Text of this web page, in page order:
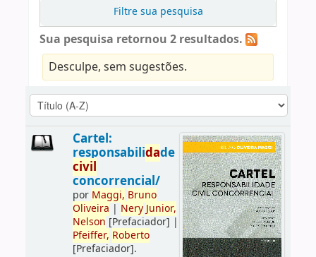
Filtre sua pesquisa
Sua pesquisa retornou 2 resultados.
Desculpe, sem sugestões.
Cartel:
responsabilidade
civil
concorrencial/
por Maggi, Bruno
Oliveira | Nery Junior,
Nelson [Prefaciador] |
Pfeiffer, Roberto
[Prefaciador].